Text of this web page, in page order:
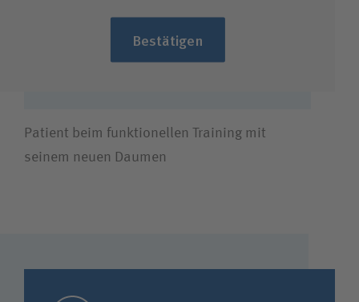
Bestätigen
Patient beim funktionellen Training mit
seinem neuen Daumen